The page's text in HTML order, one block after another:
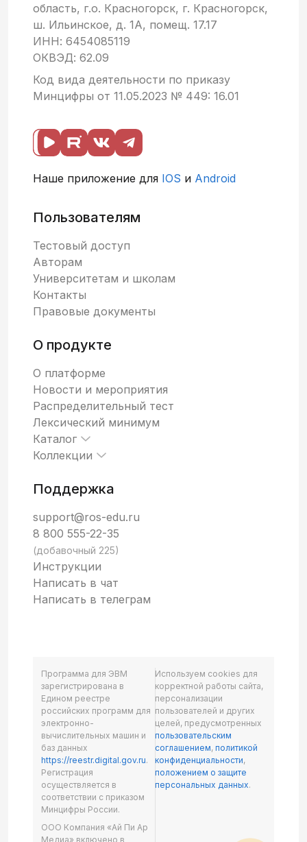
область, г.о. Красногорск, г. Красногорск,
ш. Ильинское, д. 1А, помещ. 17.17
ИНН: 6454085119
ОКВЭД: 62.09
Код вида деятельности по приказу
Минцифры от 11.05.2023 № 449: 16.01
Наше приложение для IOS и Android
Пользователям
Тестовый доступ
Авторам
Университетам и школам
Контакты
Правовые документы
О продукте
О платформе
Новости и мероприятия
Распределительный тест
Лексический минимум
Каталог
Коллекции
Поддержка
support@ros-edu.ru
8 800 555-22-35
(добавочный 225)
Инструкции
Написать в чат
Написать в телеграм
Программа для ЭВМ
зарегистрирована в
Едином реестре
российских программ для
электронно-
вычислительных машин и
баз данных
https://reestr.digital.gov.ru.
Регистрация
осуществляется в
соответствии с приказом
Минцифры России.
ООО Компания «Ай Пи Ар
Медиа» включено в
Используем cookies для
корректной работы сайта,
персонализации
пользователей и других
целей, предусмотренных
пользовательским
соглашением,политикой
конфиденциальности,
положением о защите
персональных данных.